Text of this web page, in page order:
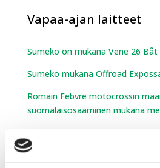
Vapaa-ajan laitteet
Sumeko on mukana Vene 26 Båt
Sumeko mukana Offroad
Romain Febvre motocrossin
suomalaisosaaminen mukana
Lumen ja jäänteon